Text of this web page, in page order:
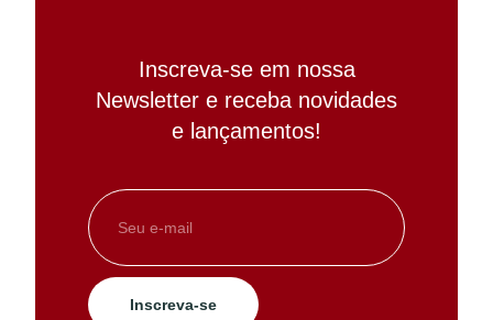
Inscreva-se em nossa
Newsletter e receba novidades
e lançamentos!
Inscreva-se